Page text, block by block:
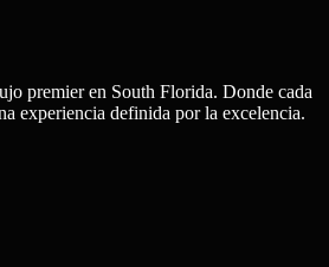
premier en South Florida. Donde cada
experiencia definida por la excelencia.